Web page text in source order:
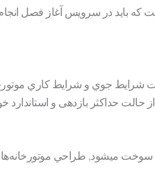
که باید در سرویس آغاز فصل
شرايط جوي و شرايط كاري
حداکثر بازدهی و استاندارد
میشود, طراحي موتور‌خانه‌ها